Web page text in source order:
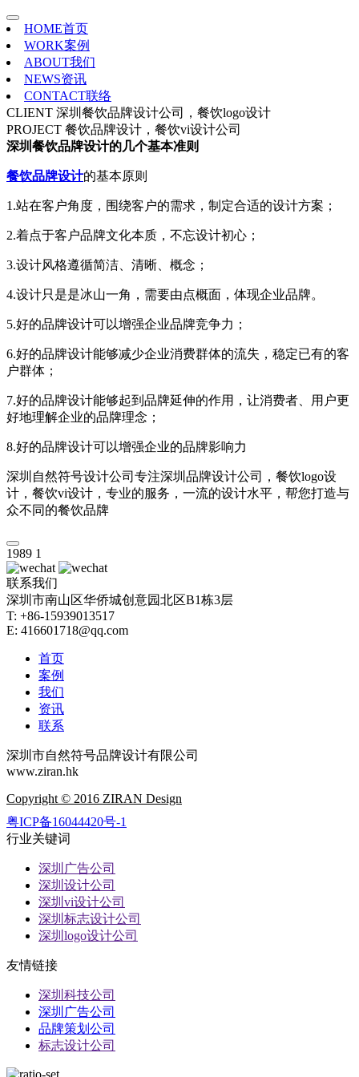
HOME首页
WORK案例
ABOUT我们
NEWS资讯
CONTACT联络
CLIENT 深圳餐饮品牌设计公司，餐饮logo设计
PROJECT 餐饮品牌设计，餐饮vi设计公司
深圳餐饮品牌设计的几个基本准则
餐饮品牌设计的基本原则
1.站在客户角度，围绕客户的需求，制定合适的设计方案；
2.着点于客户品牌文化本质，不忘设计初心；
3.设计风格遵循简洁、清晰、概念；
4.设计只是是冰山一角，需要由点概面，体现企业品牌。
5.好的品牌设计可以增强企业品牌竞争力；
6.好的品牌设计能够减少企业消费群体的流失，稳定已有的客
户群体；
7.好的品牌设计能够起到品牌延伸的作用，让消费者、用户更
好地理解企业的品牌理念；
8.好的品牌设计可以增强企业的品牌影响力
深圳自然符号设计公司专注深圳品牌设计公司，餐饮logo设
计，餐饮vi设计，专业的服务，一流的设计水平，帮您打造与
众不同的餐饮品牌
1989 1
联系我们
深圳市南山区华侨城创意园北区B1栋3层
T: +86-15939013517
E: 416601718@qq.com
首页
案例
我们
资讯
联系
深圳市自然符号品牌设计有限公司
www.ziran.hk
Copyright © 2016 ZIRAN Design
粤ICP备16044420号-1
行业关键词
深圳广告公司
深圳设计公司
深圳vi设计公司
深圳标志设计公司
深圳logo设计公司
友情链接
深圳科技公司
深圳广告公司
品牌策划公司
标志设计公司